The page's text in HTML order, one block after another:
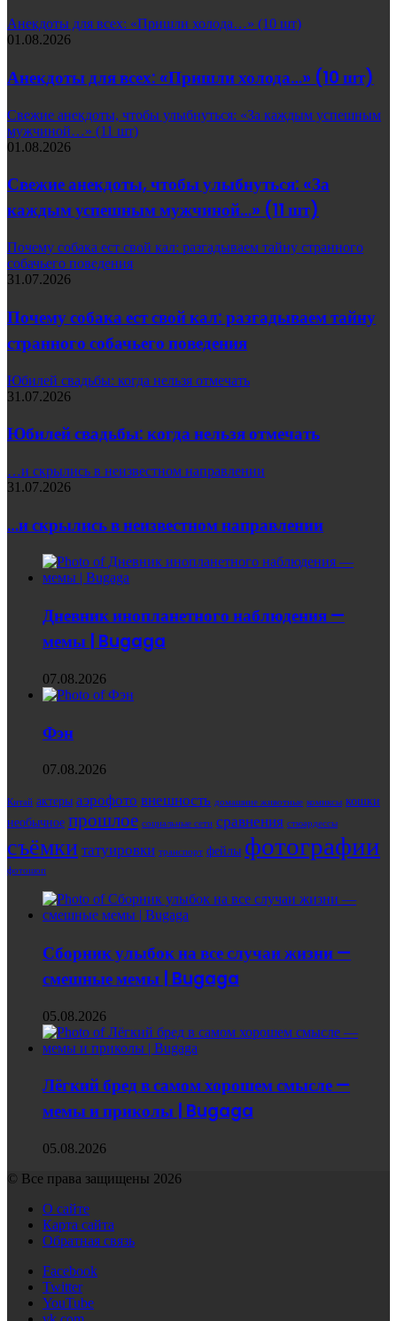
Анекдоты для всех: «Пришли холода…» (10 шт)
01.08.2026
Анекдоты для всех: «Пришли холода…» (10 шт)
Свежие анекдоты, чтобы улыбнуться: «За каждым успешным
мужчиной…» (11 шт)
01.08.2026
Свежие анекдоты, чтобы улыбнуться: «За
каждым успешным мужчиной…» (11 шт)
Почему собака ест свой кал: разгадываем тайну странного
собачьего поведения
31.07.2026
Почему собака ест свой кал: разгадываем тайну
странного собачьего поведения
Юбилей свадьбы: когда нельзя отмечать
31.07.2026
Юбилей свадьбы: когда нельзя отмечать
…и скрылись в неизвестном направлении
31.07.2026
…и скрылись в неизвестном направлении
Дневник инопланетного наблюдения —
мемы | Bugaga
07.08.2026
Фэн
07.08.2026
Китай актеры аэрофото внешность домашние животные комиксы кошки
необычное прошлое социальные сети сравнения стюардессы
съёмки татуировки транспорт фейлы фотографии
фотошоп
Сборник улыбок на все случаи жизни —
смешные мемы | Bugaga
05.08.2026
Лёгкий бред в самом хорошем смысле —
мемы и приколы | Bugaga
05.08.2026
© Все права защищены 2026
О сайте
Карта сайта
Обратная связь
Facebook
Twitter
YouTube